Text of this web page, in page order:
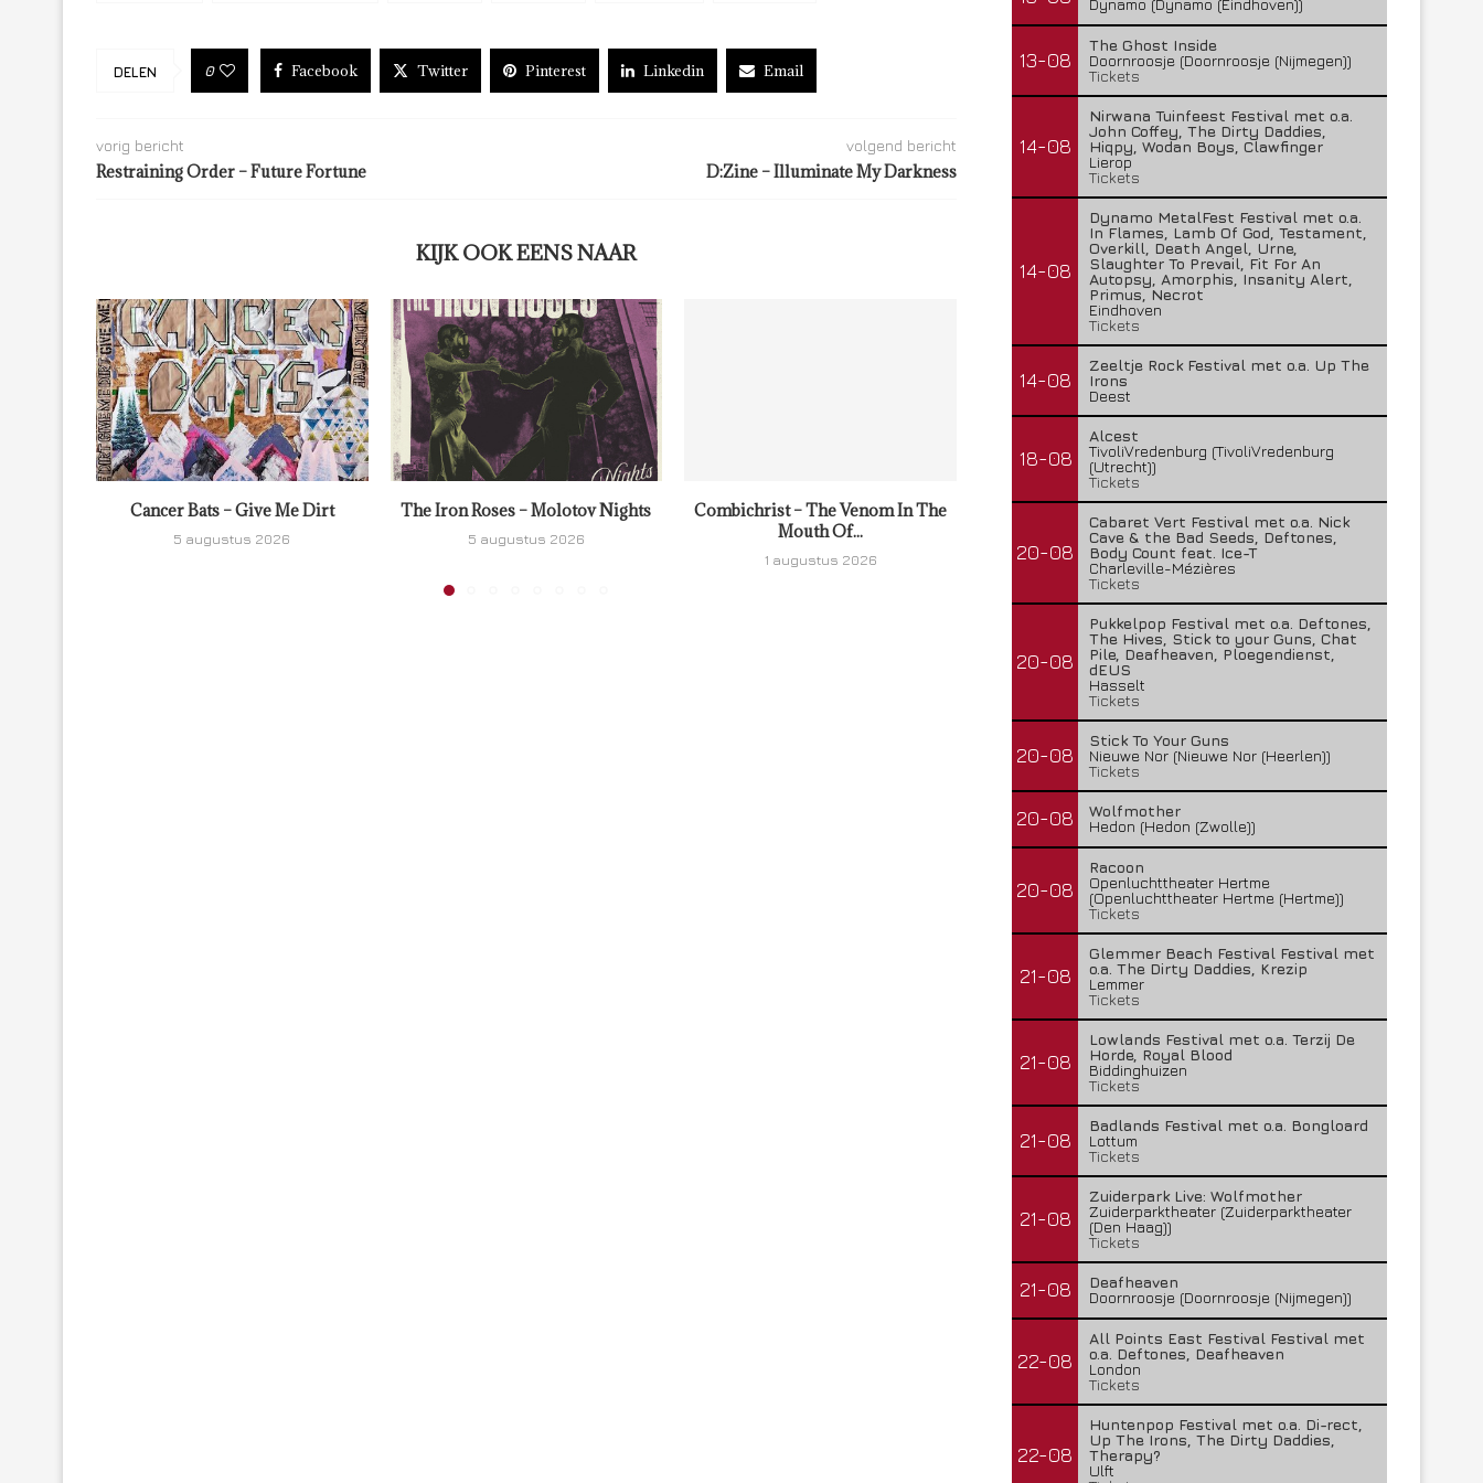
DELEN 0 Facebook Twitter Pinterest Linkedin Email
vorig bericht
Restraining Order – Future Fortune
volgend bericht
D:Zine – Illuminate My Darkness
KIJK OOK EENS NAAR
Cancer Bats – Give Me Dirt
5 augustus 2026
The Iron Roses – Molotov Nights
5 augustus 2026
Combichrist – The Venom In The
Mouth Of...
1 augustus 2026
Lunatic Soul – Transition II
29 juli 2026
Boneripper – Radiant In
Dynamo (Dynamo (Eindhoven))
13-08
The Ghost Inside
Doornroosje (Doornroosje (Nijmegen))
Tickets
14-08
Nirwana Tuinfeest Festival met o.a.
John Coffey, The Dirty Daddies,
Hiqpy, Wodan Boys, Clawfinger
Lierop
Tickets
14-08
Dynamo MetalFest Festival met o.a.
In Flames, Lamb Of God, Testament,
Overkill, Death Angel, Urne,
Slaughter To Prevail, Fit For An
Autopsy, Amorphis, Insanity Alert,
Primus, Necrot
Eindhoven
Tickets
14-08
Zeeltje Rock Festival met o.a. Up The
Irons
Deest
18-08
Alcest
TivoliVredenburg (TivoliVredenburg
(Utrecht))
Tickets
20-08
Cabaret Vert Festival met o.a. Nick
Cave & the Bad Seeds, Deftones,
Body Count feat. Ice-T
Charleville-Mézières
Tickets
20-08
Pukkelpop Festival met o.a. Deftones,
The Hives, Stick to your Guns, Chat
Pile, Deafheaven, Ploegendienst,
dEUS
Hasselt
Tickets
20-08
Stick To Your Guns
Nieuwe Nor (Nieuwe Nor (Heerlen))
Tickets
20-08
Wolfmother
Hedon (Hedon (Zwolle))
20-08
Racoon
Openluchttheater Hertme
(Openluchttheater Hertme (Hertme))
Tickets
21-08
Glemmer Beach Festival Festival met
o.a. The Dirty Daddies, Krezip
Lemmer
Tickets
21-08
Lowlands Festival met o.a. Terzij De
Horde, Royal Blood
Biddinghuizen
Tickets
21-08
Badlands Festival met o.a. Bongloard
Lottum
Tickets
21-08
Zuiderpark Live: Wolfmother
Zuiderparktheater (Zuiderparktheater
(Den Haag))
Tickets
21-08
Deafheaven
Doornroosje (Doornroosje (Nijmegen))
22-08
All Points East Festival Festival met
o.a. Deftones, Deafheaven
London
Tickets
22-08
Huntenpop Festival met o.a. Di-rect,
Up The Irons, The Dirty Daddies,
Therapy?
Ulft